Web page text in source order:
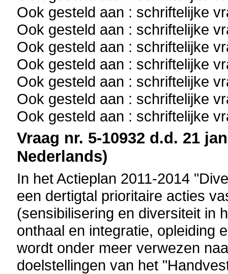
Ook gesteld aan : schriftelijke
Ook gesteld aan : schriftelijke
Ook gesteld aan : schriftelijke
Ook gesteld aan : schriftelijke
Ook gesteld aan : schriftelijke
Ook gesteld aan : schriftelijke
Ook gesteld aan : schriftelijke
Vraag nr. 5-10932 d.d. 21
Nederlands)
In het Actieplan 2011-2014
een dertigtal prioritaire acties
(sensibilisering en diversiteit in
onthaal en integratie, opleiding
wordt onder meer verwezen
doelstellingen van het